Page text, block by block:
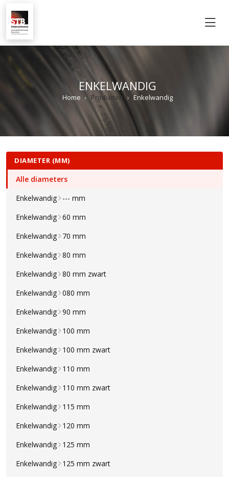
ENKELWANDIG
Home Producten Enkelwandig
DIAMETER (MM)
Alle diameters
Enkelwandig
--- mm
Enkelwandig 60 mm
Enkelwandig
70 mm
Enkelwandig 80 mm
Enkelwandig 80 mm zwart
Enkelwandig 080 mm
Enkelwandig 90 mm
Enkelwandig
100 mm
Enkelwandig
100 mm zwart
Enkelwandig
110 mm
Enkelwandig
110 mm zwart
Enkelwandig
115 mm
Enkelwandig
120 mm
Enkelwandig
125 mm
Enkelwandig
125 mm zwart